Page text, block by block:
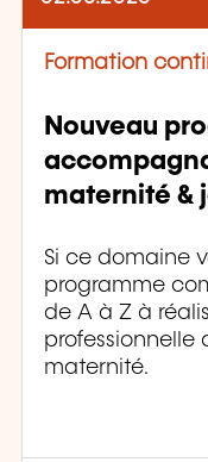
Formation
Nouveau
maternité &
Si ce domaine
programme
de A à Z à
professionnelle
maternité.